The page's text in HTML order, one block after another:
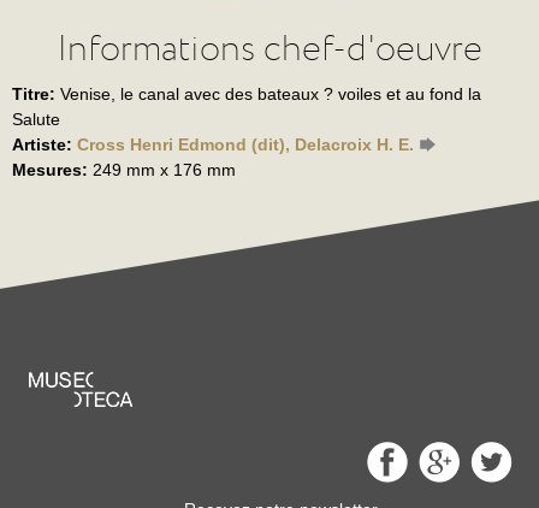
Informations chef-d'oeuvre
Titre: Venise, le canal avec des bateaux ? voiles et au fond la
Salute
Artiste: Cross Henri Edmond (dit), Delacroix H. E.
Mesures: 249 mm x 176 mm